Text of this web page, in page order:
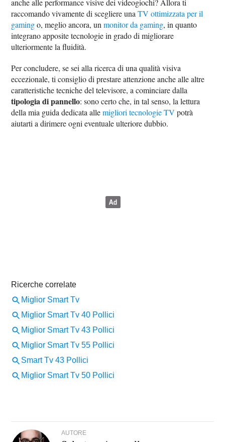
anche alle performance visive dei videogiochi? Allora ti
raccomando vivamente di scegliere unaTV ottimizzata per il
gamingo, meglio ancora, unmonitor da gaming, in quanto
integrano apposite tecnologie in grado di migliorare
ulteriormente la fluidità.
Per concludere, se sei alla ricerca di una qualità visiva
eccezionale, ti consiglio di prestare attenzione anche alle altre
caratteristiche tecniche del televisore, a cominciare dalla
tipologia di pannello: sono certo che, in tal senso, la lettura
della mia guida dedicata allemigliori tecnologie TV potrà
aiutarti a dirimere ogni eventuale ulteriore dubbio.
AUTORE